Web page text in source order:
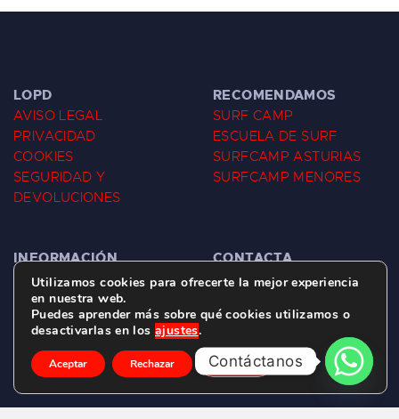
LOPD
AVISO LEGAL
PRIVACIDAD
COOKIES
SEGURIDAD Y
DEVOLUCIONES
RECOMENDAMOS
SURF CAMP
ESCUELA DE SURF
SURFCAMP ASTURIAS
SURFCAMP MENORES
INFORMACIÓN
SURFCAMP SALINAS
TARIFAS SURFCAMP
ESCUELA DE SURF
SALINAS
CLASES DE SURF
SALINAS
CONTACTA
637 47 53 28
16:00h. a 20:00h.
RESERVAS
Utilizamos cookies para ofrecerte la mejor experiencia
en nuestra web.
Puedes aprender más sobre qué cookies utilizamos o
desactivarlas en los ajustes.
Aceptar Rechazar Ajustes
Contáctanos